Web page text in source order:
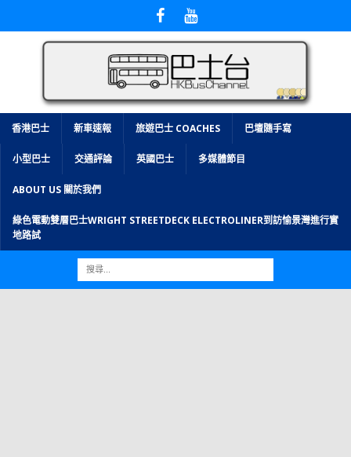
香港巴士 新車速報 旅遊巴士 COACHES 巴壇隨手寫
小型巴士 交通評論 英國巴士 多媒體節目
ABOUT US 關於我們
綠色電動雙層巴士WRIGHT STREETDECK ELECTROLINER到訪愉景灣進行實
地路試